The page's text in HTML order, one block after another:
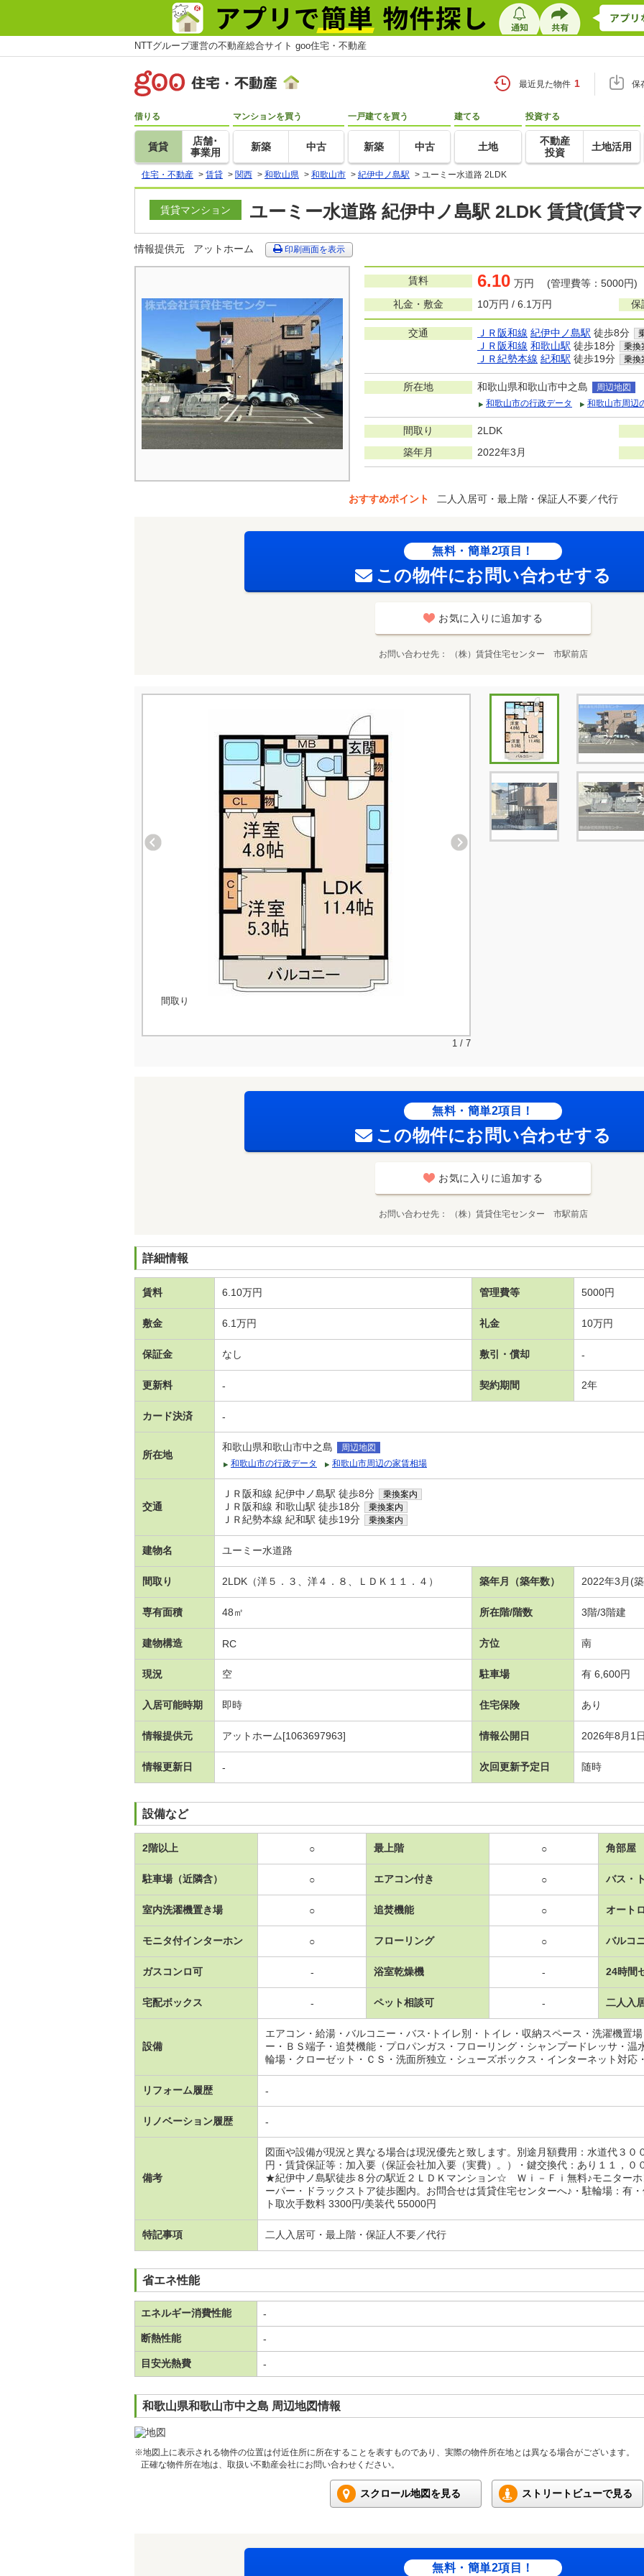
NTTグループ運営の不動産総合サイト goo住宅・不動産
最近見た物件 1 保
借りる
賃貸
店舗･
事業用
マンションを買う
新築 中古
一戸建てを買う
新築 中古
建てる
土地
投資する
不動産
投資
土地活用
住宅・不動産 > 賃貸 > 関西 > 和歌山県 > 和歌山市 > 紀伊中ノ島駅 > ユーミー水道路 2LDK
賃貸マンション ユーミー水道路 紀伊中ノ島駅 2LDK 賃貸(賃貸
情報提供元 アットホーム 印刷画面を表示
賃料 6.10 万円 (管理費等：5000円)
礼金・敷金
10万円 / 6.1万円 保
交通 ＪＲ阪和線 紀伊中ノ島駅 徒歩8分
ＪＲ阪和線 和歌山駅 徒歩18分 乗換
ＪＲ紀勢本線 紀和駅 徒歩19分 乗換
所在地 和歌山県和歌山市中之島
周辺地図
和歌山市の行政データ
和歌山市周辺
間取り 2LDK
築年月 2022年3月
おすすめポイント 二人入居可・最上階・保証人不要／代行
無料・簡単2項目！
この物件にお問い合わせする
お気に入りに追加する
お問い合わせ先 （株）賃貸住宅センター 市駅前店
間取り
1 / 7
無料・簡単2項目！
この物件にお問い合わせする
お気に入りに追加する
お問い合わせ先 （株）賃貸住宅センター 市駅前店
詳細情報
賃料 6.10万円 管理費等 5000円
敷金 6.1万円 礼金 10万円
保証金 なし 敷引・償却 -
更新料 - 契約期間 2年
カード決済 -
所在地
和歌山県和歌山市中之島
周辺地図
和歌山市の行政データ
和歌山市周辺の家賃相場
交通
ＪＲ阪和線 紀伊中ノ島駅 徒歩8分 乗換案内
ＪＲ阪和線 和歌山駅 徒歩18分 乗換案内
ＪＲ紀勢本線 紀和駅 徒歩19分 乗換案内
建物名 ユーミー水道路
間取り 2LDK（洋５．３、洋４．８、ＬＤＫ１１．４） 築年月（築年数） 2022年3月(
専有面積 48㎡ 所在階/階数 3階/3階建
建物構造 RC 方位 南
現況 空 駐車場 有 6,600円
入居可能時期 即時 住宅保険 あり
情報提供元 アットホーム[1063697963] 情報公開日 2026年8月1日
情報更新日 - 次回更新予定日 随時
設備など
2階以上 ○ 最上階 ○ 角部屋
駐車場（近隣含） ○ エアコン付き ○ バス・
室内洗濯機置き場 ○ 追焚機能 ○ オート
モニタ付インターホン ○ フローリング ○ バルコ
ガスコンロ可 - 浴室乾燥機 - 24時間
宅配ボックス - ペット相談可 - 二人入
設備
エアコン・給湯・バルコニー・バス･トイレ別・トイレ・収納スペース・洗濯機置
ー・ＢＳ端子・追焚機能・プロパンガス・フローリング・シャンプードレッサ・温
輪場・クローゼット・ＣＳ・洗面所独立・シューズボックス・インターネット対応
リフォーム履歴 -
リノベーション履歴 -
備考
図面や設備が現況と異なる場合は現況優先と致します。別途月額費用：水道代３０
円・賃貸保証等：加入要（保証会社加入要（実費）。）・鍵交換代：あり１１，０
★紀伊中ノ島駅徒歩８分の駅近２ＬＤＫマンション☆ Ｗｉ－Ｆｉ無料♪モニター
ーパー・ドラックストア徒歩圏内。お問合せは賃貸住宅センターへ♪・駐輪場：有
ト取次手数料 3300円/美装代 55000円
特記事項 二人入居可・最上階・保証人不要／代行
省エネ性能
エネルギー消費性能 -
断熱性能 -
目安光熱費 -
和歌山県和歌山市中之島 周辺地図情報
※地図上に表示される物件の位置は付近住所に所在することを表すものであり、実際の物件所在地とは異なる場合がございます。
正確な物件所在地は、取扱い不動産会社にお問い合わせください。
スクロール地図を見る ストリートビューで見る
無料・簡単2項目！